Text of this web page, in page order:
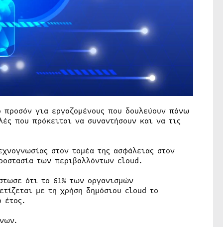
για εργαζομένους που δουλεύουν πάνω
που πρόκειται να συναντήσουν και να τις
στον τομέα της ασφάλειας στον
των περιβαλλόντων cloud.
ότι το 61% των οργανισμών
με τη χρήση δημόσιου cloud το
έτος.